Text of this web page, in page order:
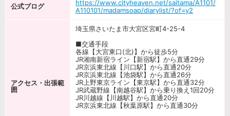
公式ブログ
https://www.cityheaven.net/saitama/A1101/
A110101/madamsoap/diarylist/?of=y2
アクセス・出張範
囲
埼玉県さいたま市大宮区宮町4-25-4
■交通手段
各線【大宮東口(北)】から徒歩5分
JR湘南新宿ライン【新宿駅】から直通29分
JR京浜東北線【川口駅】から直通20分
JR京浜東北線【池袋駅】から直通26分
JR上野東京ライン【東京駅】から直通32分
JR武蔵野線【南越谷駅】から乗り換え1回20分
JR川越線【川越駅】から直通20分
JR京浜東北線【秋葉原駅】から直通30分